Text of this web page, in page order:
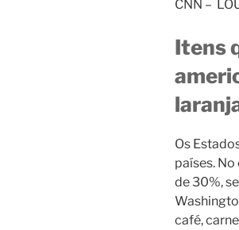
CNN –
Itens
Os
países.
de 30%,
café,